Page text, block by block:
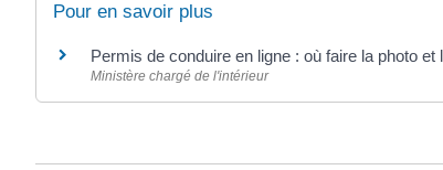
Pour en savoir plus
Permis de conduire en ligne : où faire la photo
Ministère chargé de l'intérieur